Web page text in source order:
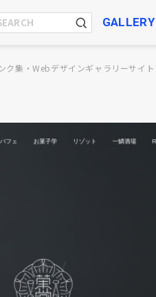
GALLERY
ク集・Webデザインギャラリーサイト